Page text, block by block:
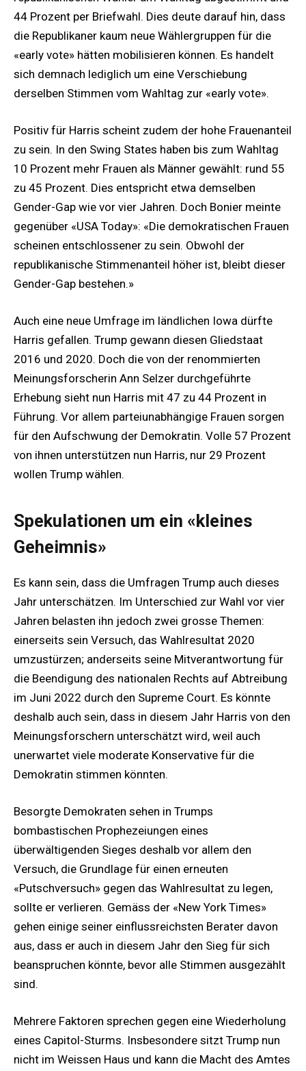
44 Prozent per Briefwahl. Dies deute darauf hin, dass
die Republikaner kaum neue Wählergruppen für die
«early vote» hätten mobilisieren können. Es handelt
sich demnach lediglich um eine Verschiebung
derselben Stimmen vom Wahltag zur «early vote».
Positiv für Harris scheint zudem der hohe Frauenanteil
zu sein. In den Swing States haben bis zum Wahltag
10 Prozent mehr Frauen als Männer gewählt: rund 55
zu 45 Prozent. Dies entspricht etwa demselben
Gender-Gap wie vor vier Jahren. Doch Bonier meinte
gegenüber «USA Today»: «Die demokratischen Frauen
scheinen entschlossener zu sein. Obwohl der
republikanische Stimmenanteil höher ist, bleibt dieser
Gender-Gap bestehen.»
Auch eine neue Umfrage im ländlichen Iowa dürfte
Harris gefallen. Trump gewann diesen Gliedstaat
2016 und 2020. Doch die von der renommierten
Meinungsforscherin Ann Selzer durchgeführte
Erhebung sieht nun Harris mit 47 zu 44 Prozent in
Führung. Vor allem parteiunabhängige Frauen sorgen
für den Aufschwung der Demokratin. Volle 57 Prozent
von ihnen unterstützen nun Harris, nur 29 Prozent
wollen Trump wählen.
Spekulationen um ein «kleines
Geheimnis»
Es kann sein, dass die Umfragen Trump auch dieses
Jahr unterschätzen. Im Unterschied zur Wahl vor vier
Jahren belasten ihn jedoch zwei grosse Themen:
einerseits sein Versuch, das Wahlresultat 2020
umzustürzen; anderseits seine Mitverantwortung für
die Beendigung des nationalen Rechts auf Abtreibung
im Juni 2022 durch den Supreme Court. Es könnte
deshalb auch sein, dass in diesem Jahr Harris von den
Meinungsforschern unterschätzt wird, weil auch
unerwartet viele moderate Konservative für die
Demokratin stimmen könnten.
Besorgte Demokraten sehen in Trumps
bombastischen Prophezeiungen eines
überwältigenden Sieges deshalb vor allem den
Versuch, die Grundlage für einen erneuten
«Putschversuch» gegen das Wahlresultat zu legen,
sollte er verlieren. Gemäss der «New York Times»
gehen einige seiner einflussreichsten Berater davon
aus, dass er auch in diesem Jahr den Sieg für sich
beanspruchen könnte, bevor alle Stimmen ausgezählt
sind.
Mehrere Faktoren sprechen gegen eine Wiederholung
eines Capitol-Sturms. Insbesondere sitzt Trump nun
nicht im Weissen Haus und kann die Macht des Amtes